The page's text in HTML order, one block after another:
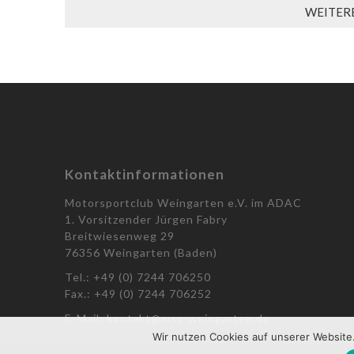
Kontaktinformationen
Motorsportclub Weingarten e.V. im ADAC
1. Vorsitzender Jürgen Fabry
Breitwiesenweg 29
76356 Weingarten (Baden)
Tel.: +49 (0) 7244 706250
Fax.: +49 (0) 7244 706252
E-Mail: kontakt@msc-weingarten.de
Wir nutzen Cookies auf unserer